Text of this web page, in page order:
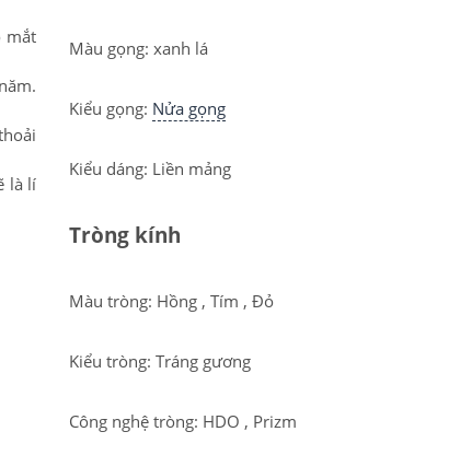
mắt
là lí
Màu gọng: xanh lá
Kiểu gọng: Nửa gọng
Kiểu dáng: Liền mảng
Tròng kính
Màu tròng: Hồng , Tím , Đỏ
Kiểu tròng: Tráng gương
Công nghệ tròng: HDO , Prizm